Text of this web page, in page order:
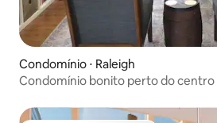
Condomínio ⋅ Raleigh
Condomínio bonito perto do centro